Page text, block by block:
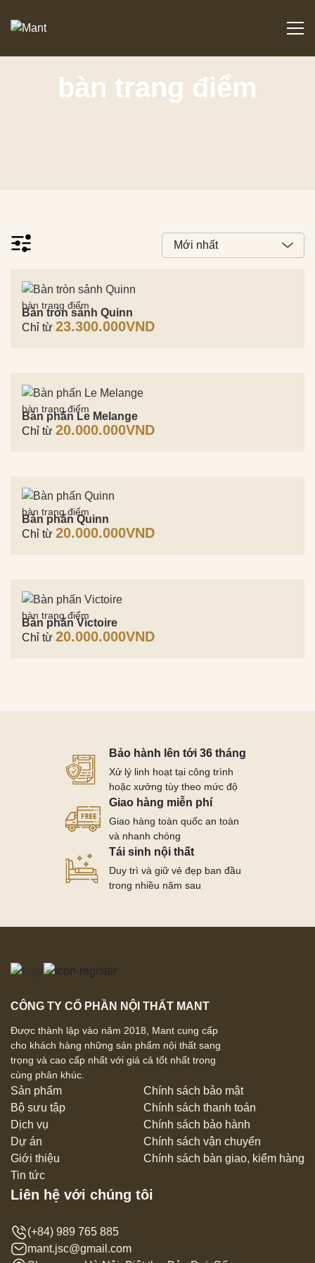
bàn trang điểm
bàn trang điểm
Bàn tròn sảnh Quinn
Chỉ từ 23.300.000VND
bàn trang điểm
Bàn phấn Le Melange
Chỉ từ 20.000.000VND
bàn trang điểm
Bàn phấn Quinn
Chỉ từ 20.000.000VND
bàn trang điểm
Bàn phấn Victoire
Chỉ từ 20.000.000VND
Bảo hành lên tới 36 tháng
Xử lý linh hoạt tại công trình
hoặc xưởng tùy theo mức độ
Giao hàng miễn phí
Giao hàng toàn quốc an toàn
và nhanh chóng
Tái sinh nội thất
Duy trì và giữ vẻ đẹp ban đầu
trong nhiều năm sau
CÔNG TY CỔ PHẦN NỘI THẤT MANT
Được thành lập vào năm 2018, Mant cung cấp
cho khách hàng những sản phẩm nội thất sang
trọng và cao cấp nhất với giá cả tốt nhất trong
cùng phân khúc.
Sản phẩm
Bộ sưu tập
Dịch vụ
Dự án
Giới thiệu
Tin tức
Chính sách bảo mật
Chính sách thanh toán
Chính sách bảo hành
Chính sách vận chuyển
Chính sách bàn giao, kiểm hàng
Liên hệ với chúng tôi
(+84) 989 765 885
mant.jsc@gmail.com